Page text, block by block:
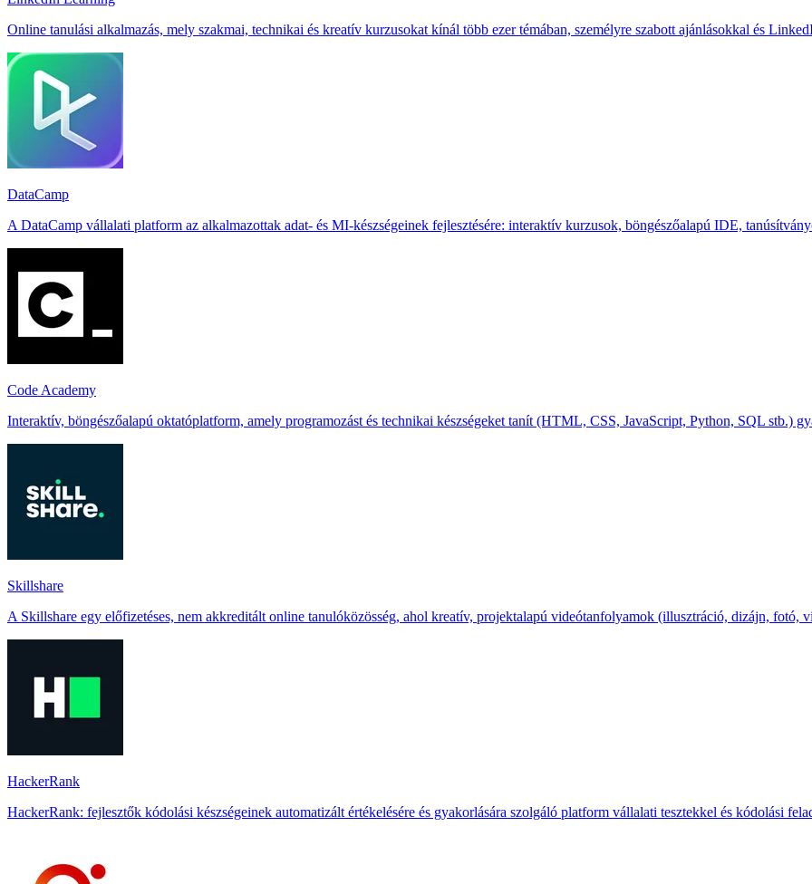
Online tanulási alkalmazás, mely szakmai, technikai és kreatív kurzusokat kínál több ezer témában, személyre szabott ajánlásokkal és
DataCamp
A DataCamp vállalati platform az alkalmazottak adat- és MI-készségeinek fejlesztésére: interaktív kurzusok, böngészőalapú IDE,
Code Academy
Interaktív, böngészőalapú oktatóplatform, amely programozást és technikai készségeket tanít (HTML, CSS, JavaScript, Python, SQL stb.)
Skillshare
A Skillshare egy előfizetéses, nem akkreditált online tanulóközösség, ahol kreatív, projektalapú videótanfolyamok (illusztráció, dizájn, fotó,
HackerRank
HackerRank: fejlesztők kódolási készségeinek automatizált értékelésére és gyakorlására szolgáló platform vállalati tesztekkel és kódolási